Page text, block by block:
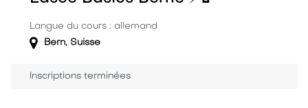
Langue du cours : allemand
Bern, Suisse
Inscriptions terminées